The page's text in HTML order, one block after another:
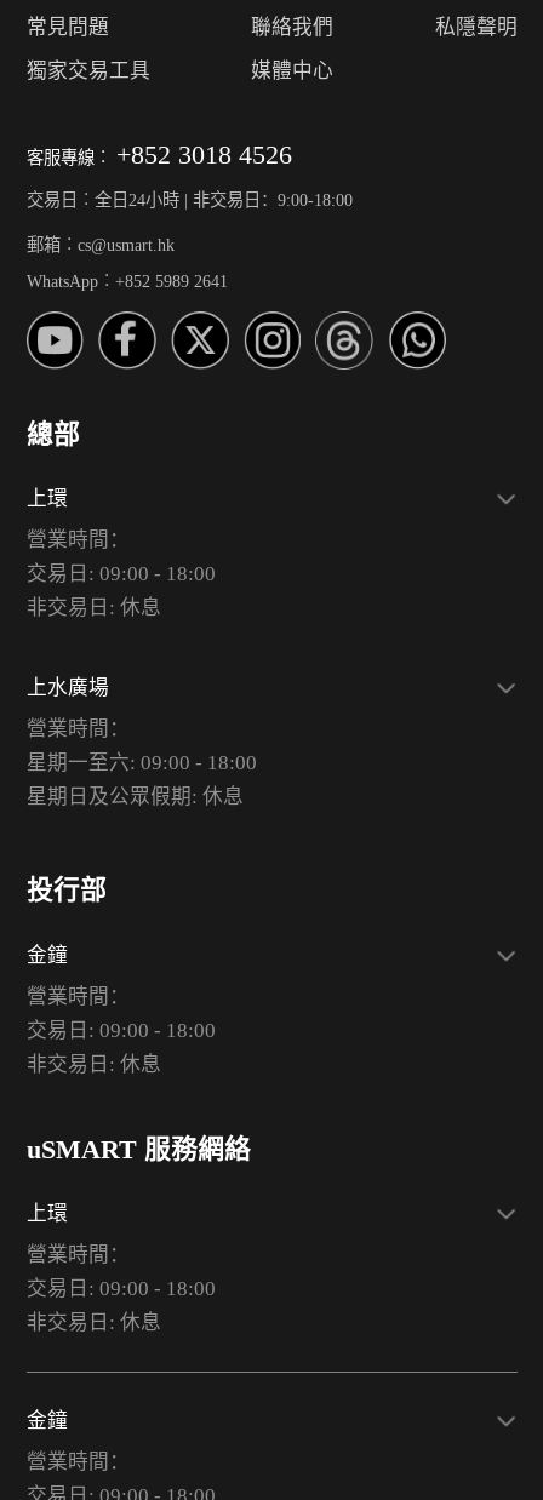
常見問題
獨家交易工具
聯絡我們
媒體中心
私隱聲明
客服專線︰ +852 3018 4526
交易日︰全日24小時 | 非交易日：9:00-18:00
郵箱︰cs@usmart.hk
WhatsApp︰+852 5989 2641
總部
上環
營業時間：
交易日: 09:00 - 18:00
非交易日: 休息
上水廣場
營業時間：
星期一至六: 09:00 - 18:00
星期日及公眾假期: 休息
投行部
金鐘
營業時間：
交易日: 09:00 - 18:00
非交易日: 休息
uSMART 服務網絡
上環
營業時間：
交易日: 09:00 - 18:00
非交易日: 休息
金鐘
營業時間：
交易日: 09:00 - 18:00